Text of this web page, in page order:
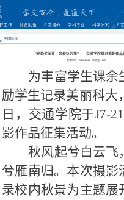
工作 师资队伍 人才培养 学科专业 科学研究 人
学团新闻
“光影递美意，金秋绽芳华”——交通学院举办摄影作品
发布时间：2023-11-15 浏览量： 225
为丰富学生课余
励学生记录美丽科大
日，交通学院于J7-
影作品征集活动。
秋风起兮白云飞
兮雁南归。本次摄影
录校内秋景为主题展